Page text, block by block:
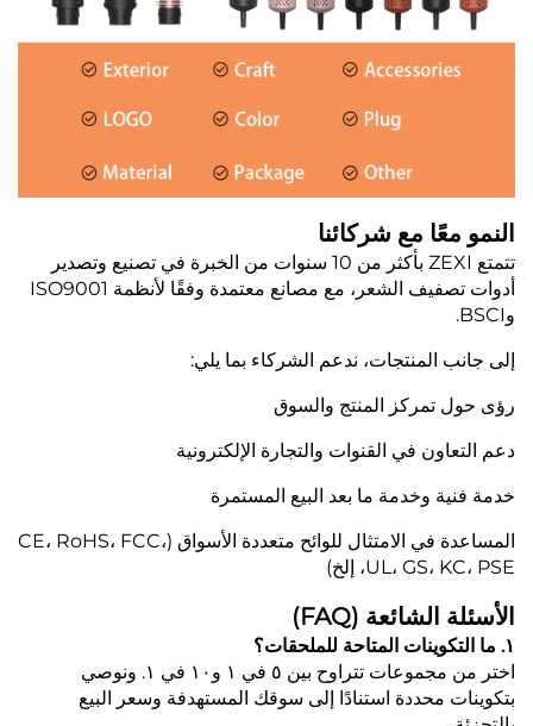
النمو معًا مع شركائنا
تتمتع ZEXI بأكثر من 10 سنوات من الخبرة في تصنيع وتصدير
أدوات تصفيف الشعر، مع مصانع معتمدة وفقًا لأنظمة ISO9001
وBSCI.
إلى جانب المنتجات، ندعم الشركاء بما يلي:
رؤى حول تمركز المنتج والسوق
دعم التعاون في القنوات والتجارة الإلكترونية
خدمة فنية وخدمة ما بعد البيع المستمرة
المساعدة في الامتثال للوائح متعددة الأسواق (CE، RoHS، FCC،
UL، GS، KC، PSE، إلخ)
الأسئلة الشائعة (FAQ)
١. ما التكوينات المتاحة للملحقات؟
اختر من مجموعات تتراوح بين ٥ في ١ و١٠ في ١. ونوصي
بتكوينات محددة استنادًا إلى سوقك المستهدفة وسعر البيع